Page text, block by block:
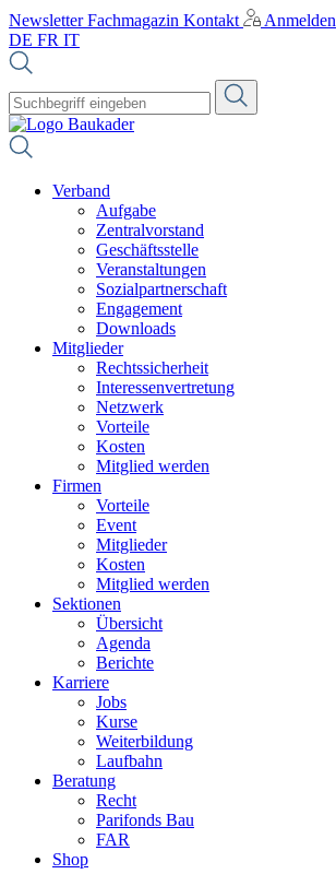
NewsletterFachmagazin Kontakt
Anmelden
DE FR IT
Verband
Aufgabe
Zentralvorstand
Geschäftsstelle
Veranstaltungen
Sozialpartnerschaft
Engagement
Downloads
Mitglieder
Rechtssicherheit
Interessenvertretung
Netzwerk
Vorteile
Kosten
Mitglied werden
Firmen
Vorteile
Event
Mitglieder
Kosten
Mitglied werden
Sektionen
Übersicht
Agenda
Berichte
Karriere
Jobs
Kurse
Weiterbildung
Laufbahn
Beratung
Recht
Parifonds Bau
FAR
Shop